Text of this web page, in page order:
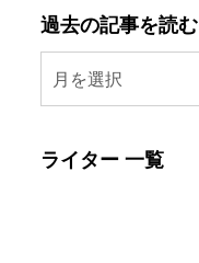
過去の記事を読む
月を選択
ライター 一覧